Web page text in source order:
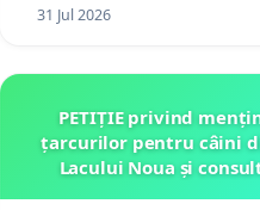
31 Jul 2026
PETIȚIE privind
țarcurilor pentru câini
Lacului Noua și